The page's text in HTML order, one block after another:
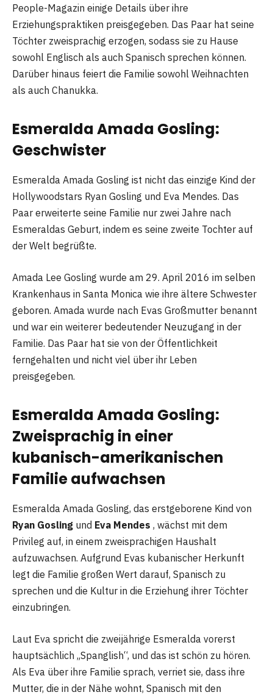
People-Magazin einige Details über ihre
Erziehungspraktiken preisgegeben. Das Paar hat seine
Töchter zweisprachig erzogen, sodass sie zu Hause
sowohl Englisch als auch Spanisch sprechen können.
Darüber hinaus feiert die Familie sowohl Weihnachten
als auch Chanukka.
Esmeralda Amada Gosling:
Geschwister
Esmeralda Amada Gosling ist nicht das einzige Kind der
Hollywoodstars Ryan Gosling und Eva Mendes. Das
Paar erweiterte seine Familie nur zwei Jahre nach
Esmeraldas Geburt, indem es seine zweite Tochter auf
der Welt begrüßte.
Amada Lee Gosling wurde am 29. April 2016 im selben
Krankenhaus in Santa Monica wie ihre ältere Schwester
geboren. Amada wurde nach Evas Großmutter benannt
und war ein weiterer bedeutender Neuzugang in der
Familie. Das Paar hat sie von der Öffentlichkeit
ferngehalten und nicht viel über ihr Leben
preisgegeben.
Esmeralda Amada Gosling:
Zweisprachig in einer
kubanisch-amerikanischen
Familie aufwachsen
Esmeralda Amada Gosling, das erstgeborene Kind von
Ryan Gosling und Eva Mendes , wächst mit dem
Privileg auf, in einem zweisprachigen Haushalt
aufzuwachsen. Aufgrund Evas kubanischer Herkunft
legt die Familie großen Wert darauf, Spanisch zu
sprechen und die Kultur in die Erziehung ihrer Töchter
einzubringen.
Laut Eva spricht die zweijährige Esmeralda vorerst
hauptsächlich „Spanglish“, und das ist schön zu hören.
Als Eva über ihre Familie sprach, verriet sie, dass ihre
Mutter, die in der Nähe wohnt, Spanisch mit den